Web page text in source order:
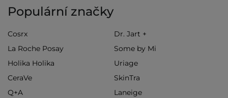
Populární značky
Cosrx
Dr. Jart +
La Roche Posay
Some by Mi
Holika Holika
Uriage
CeraVe
SkinTra
Q+A
Laneige